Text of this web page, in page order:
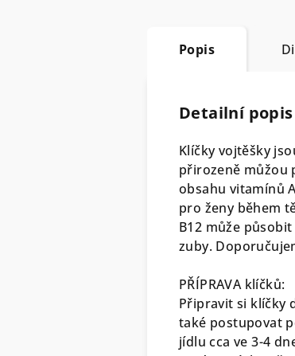
Popis
Detailní
Klíčky vojtěšky
přirozeně můžou
obsahu vitamínů
pro ženy během
B12 může
zuby.
PŘÍPRAVA klíčků:
Připravit si klíčky
také postupovat
jídlu cca ve 3-4